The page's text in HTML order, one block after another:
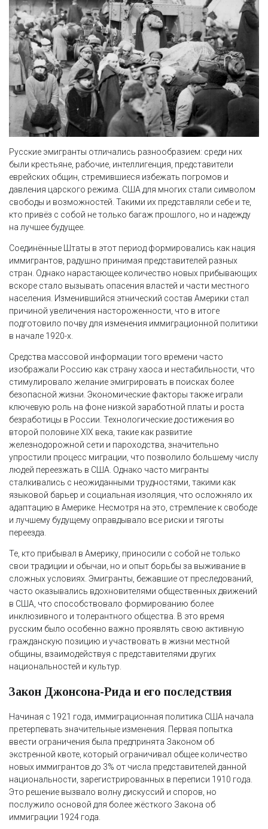
Русские эмигранты отличались разнообразием: среди них
были крестьяне, рабочие, интеллигенция, представители
еврейских общин, стремившиеся избежать погромов и
давления царского режима. США для многих стали символом
свободы и возможностей. Такими их представляли себе и те,
кто привёз с собой не только багаж прошлого, но и надежду
на лучшее будущее.
Соединённые Штаты в этот период формировались как нация
иммигрантов, радушно принимая представителей разных
стран. Однако нарастающее количество новых прибывающих
вскоре стало вызывать опасения властей и части местного
населения. Изменившийся этнический состав Америки стал
причиной увеличения настороженности, что в итоге
подготовило почву для изменения иммиграционной политики
в начале 1920-х.
Средства массовой информации того времени часто
изображали Россию как страну хаоса и нестабильности, что
стимулировало желание эмигрировать в поисках более
безопасной жизни. Экономические факторы также играли
ключевую роль на фоне низкой заработной платы и роста
безработицы в России. Технологические достижения во
второй половине XIX века, такие как развитие
железнодорожной сети и пароходства, значительно
упростили процесс миграции, что позволило большему числу
людей переезжать в США. Однако часто мигранты
сталкивались с неожиданными трудностями, такими как
языковой барьер и социальная изоляция, что осложняло их
адаптацию в Америке. Несмотря на это, стремление к свободе
и лучшему будущему оправдывало все риски и тяготы
переезда.
Те, кто прибывал в Америку, приносили с собой не только
свои традиции и обычаи, но и опыт борьбы за выживание в
сложных условиях. Эмигранты, бежавшие от преследований,
часто оказывались вдохновителями общественных движений
в США, что способствовало формированию более
инклюзивного и толерантного общества. В это время
русским было особенно важно проявлять свою активную
гражданскую позицию и участвовать в жизни местной
общины, взаимодействуя с представителями других
национальностей и культур.
Закон Джонсона-Рида и его последствия
Начиная с 1921 года, иммиграционная политика США начала
претерпевать значительные изменения. Первая попытка
ввести ограничения была предпринята Законом об
экстренной квоте, который ограничивал общее количество
новых иммигрантов до 3% от числа представителей данной
национальности, зарегистрированных в переписи 1910 года.
Это решение вызвало волну дискуссий и споров, но
послужило основой для более жёсткого Закона об
иммиграции 1924 года.